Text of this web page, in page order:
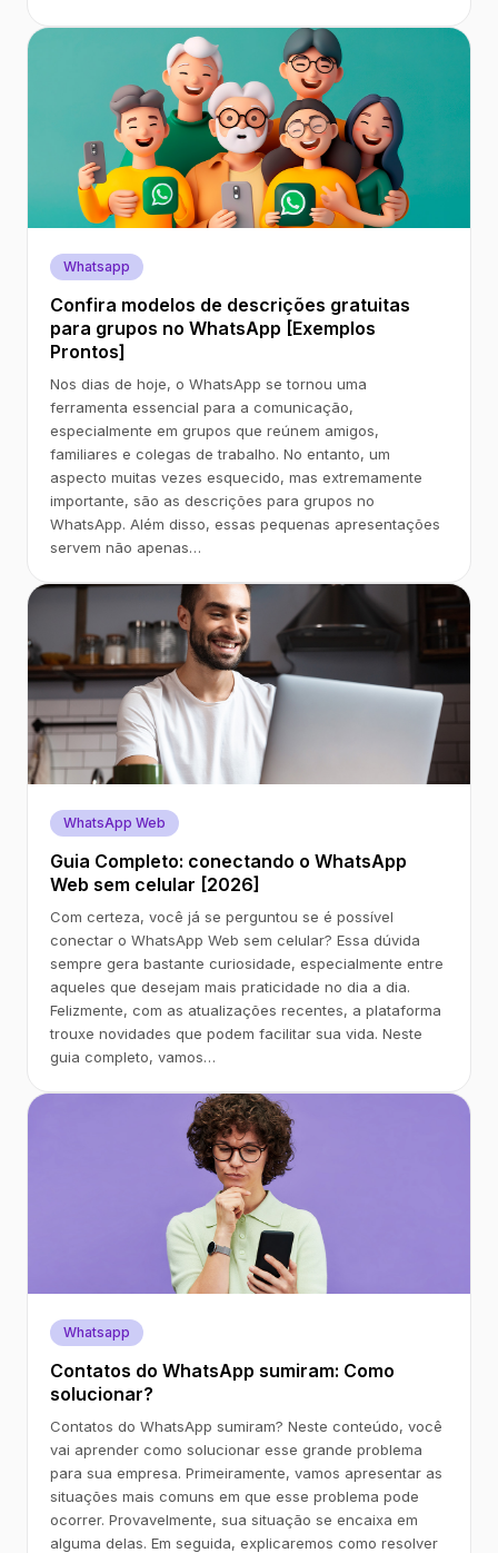
Whatsapp
Confira modelos de descrições gratuitas
para grupos no WhatsApp [Exemplos
Prontos]
Nos dias de hoje, o WhatsApp se tornou uma
ferramenta essencial para a comunicação,
especialmente em grupos que reúnem amigos,
familiares e colegas de trabalho. No entanto, um
aspecto muitas vezes esquecido, mas extremamente
importante, são as descrições para grupos no
WhatsApp. Além disso, essas pequenas apresentações
servem não apenas…
WhatsApp Web
Guia Completo: conectando o WhatsApp
Web sem celular [2026]
Com certeza, você já se perguntou se é possível
conectar o WhatsApp Web sem celular? Essa dúvida
sempre gera bastante curiosidade, especialmente entre
aqueles que desejam mais praticidade no dia a dia.
Felizmente, com as atualizações recentes, a plataforma
trouxe novidades que podem facilitar sua vida. Neste
guia completo, vamos…
Whatsapp
Contatos do WhatsApp sumiram: Como
solucionar?
Contatos do WhatsApp sumiram? Neste conteúdo, você
vai aprender como solucionar esse grande problema
para sua empresa. Primeiramente, vamos apresentar as
situações mais comuns em que esse problema pode
ocorrer. Provavelmente, sua situação se encaixa em
alguma delas. Em seguida, explicaremos como resolver